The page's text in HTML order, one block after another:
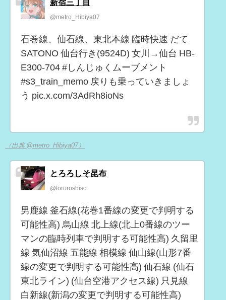
新宿三丁目
@metro_Hibiya07
石巻線、仙石線、東北本線 臨時快速 だて
SATONO 仙台行き(9524D) 女川→仙台 HB-
E300-704 #しんじゅくムーブメント
#s3_train_memo 戻りも乗っていきましょ
う pic.x.com/3AdRh8ioNs
（出典 @metro_Hibiya07）
とろろしそ昆布
@tororoshiso
男鹿線 釜石線(花巻1番線の変更で判明する
可能性高) 烏山線 北上線(北上0番線のツー
マンの臨時列車で判明する可能性高) 久留里
線 気仙沼線 五能線 相模線 仙山線(山形7番
線の変更で判明する可能性高) 仙石線 (仙石
東北ライン) (仙台空港アクセス線) 只見線
白新線(新潟の変更で判明する可能性高)